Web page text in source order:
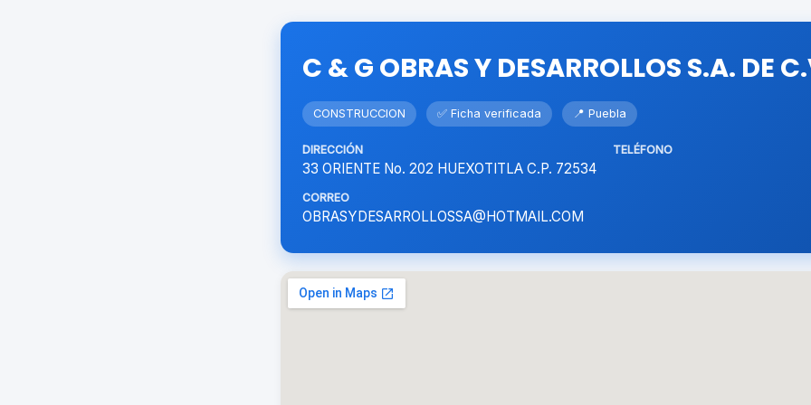
C & G OBRAS Y DESARROLLOS S.A. DE
CONSTRUCCION ✅ Ficha verificada 📍 Puebla
DIRECCIÓN
33 ORIENTE No. 202 HUEXOTITLA C.P. 72534
TELÉFONO
CORREO
OBRASYDESARROLLOSSA@HOTMAIL.COM